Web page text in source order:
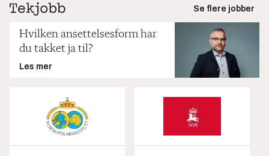
Se flere jobber
Hvilken ansettelsesform har
du takket ja til?
Les mer